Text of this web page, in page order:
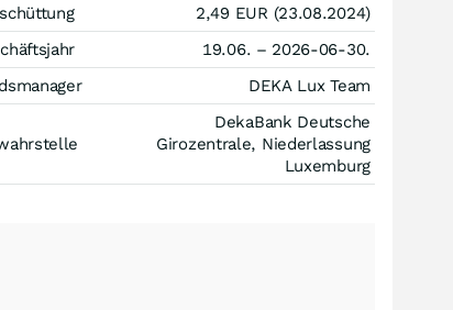
2,49 EUR (23.08.2024)
19.06. – 2026-06-30.
DEKA Lux Team
DekaBank Deutsche
Girozentrale, Niederlassung
Luxemburg